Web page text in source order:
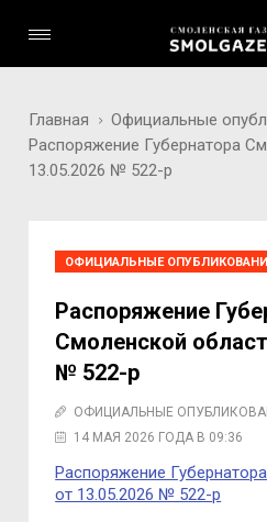
Главная
Официальные
Распоряжение Губернатора
13.05.2026 № 522-р
ОФИЦИАЛЬНЫЕ
Распоряжение
Смоленской
№ 522-р
ОФИЦИАЛЬНЫЕ
14 МАЯ 2026 ГОДА В 09:36
Распоряжение
от 13.05.2026 № 522-р